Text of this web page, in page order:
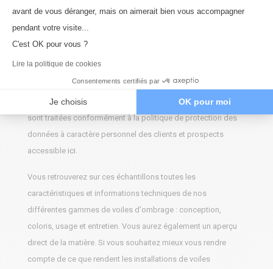
avant de vous déranger, mais on aimerait bien vous accompagner
pendant votre visite...
C'est OK pour vous ?
Lire la politique de cookies
Consentements certifiés par
Je choisis OK pour moi
*Les champs annotés d’un astérisque sont obligatoires et les
données collectées par MSC Concept / Espace Ombrage afin
qu’il soit fait suite à la demande de la personne concernée
sont traitées conformément à la politique de protection des
données à caractère personnel des clients et prospects
accessible ici.
Vous retrouverez sur ces échantillons toutes les
caractéristiques et informations techniques de nos
différentes gammes de voiles d'ombrage : conception,
coloris, usage et entretien. Vous aurez également un aperçu
direct de la matière. Si vous souhaitez mieux vous rendre
compte de ce que rendent les installations de voiles